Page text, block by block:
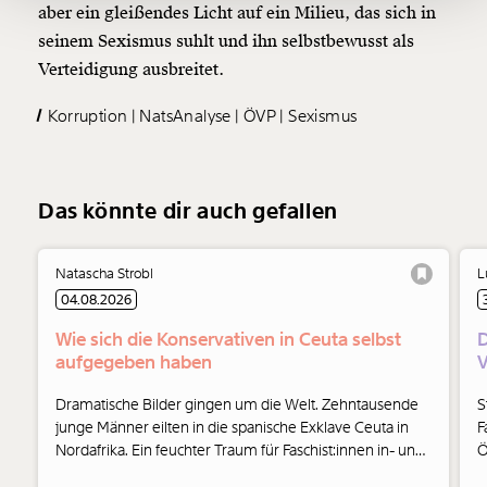
Ich möchte meine Spende verschenken.
Du erhältst eine E-Mail mit deiner
Geschenkurkunde im PDF-Format, welche Du
kannst.
Weiter
1/3
aber ein gleißendes Licht auf ein Milieu, das sich in
seinem Sexismus suhlt und ihn selbstbewusst als
Verteidigung ausbreitet.
Korruption NatsAnalyse ÖVP Sexismus
Das könnte dir auch gefallen
Natascha Strobl
04.08.2026
Wie sich die Konservativen in Ceuta selbst
aufgegeben haben
Dramatische Bilder gingen um die Welt. Zehntausende
junge Männer eilten in die spanische Exklave Ceuta in
Nordafrika. Ein feuchter Traum für Faschist:innen in- und